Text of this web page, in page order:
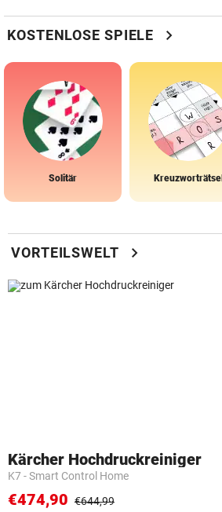
KOSTENLOSE SPIELE chevron_right
Solitär Kreuzworträtsel
VORTEILSWELT chevron_right
Kärcher Hochdruckreiniger
K7 - Smart Control Home
€474,90 €644,99